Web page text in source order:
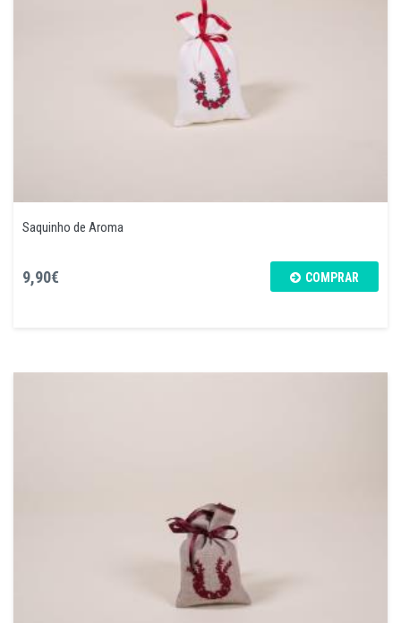
Saquinho de Aroma
9,90€ COMPRAR